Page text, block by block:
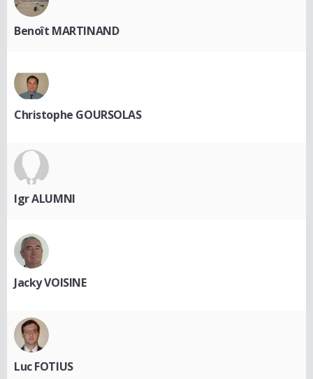
Benoît MARTINAND
Christophe GOURSOLAS
Igr ALUMNI
Jacky VOISINE
Luc FOTIUS